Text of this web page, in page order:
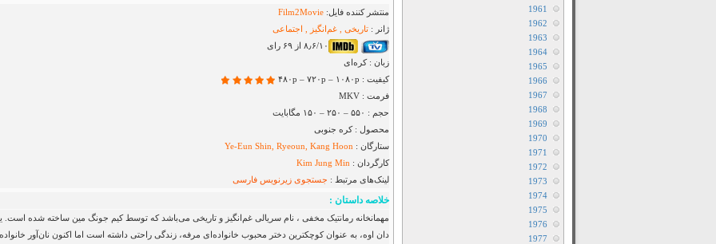
منتشر کننده فایل: Film2Movie
ژانر : تاریخی , غم‌انگیز , اجتماعی
۸٫۶/۱۰ از ۶۹ رای
زبان : کره‌ای
کیفیت : ۴۸۰p – ۷۲۰p – ۱۰۸۰p
فرمت : MKV
حجم : ۵۵۰ – ۲۵۰ – ۱۵۰ مگابایت
محصول : کره جنوبی
ستارگان : Ye-Eun Shin, Ryeoun, Kang Hoon
کارگردان : Kim Jung Min
لینک‌های مرتبط : جستجوی زیرنویس فارسی
خلاصه داستان :
مهمانخانه رمانتیک مخفی ، نام سریالی غم‌انگیز و تاریخی می‌باشد که توسط کیم جونگ مین ساخته شده است.
دان اوه، به عنوان کوچکترین دختر محبوب خانواده‌ای مرفه، زندگی راحتی داشته است اما اکنون نان‌آور خانواده
1961
1962
1963
1964
1965
1966
1967
1968
1969
1970
1971
1972
1973
1974
1975
1976
1977